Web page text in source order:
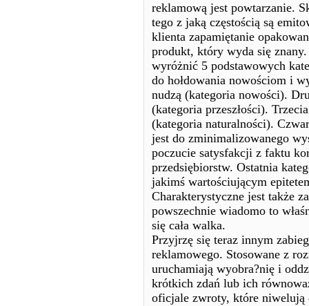
reklamową jest powtarzanie.
tego z jaką częstością są
klienta zapamiętanie
produkt, który wyda się
wyróżnić 5 podstawowych
do hołdowania nowościom i
nudzą (kategoria nowości).
(kategoria przeszłości).
(kategoria naturalności).
jest do zminimalizowanego
poczucie satysfakcji z faktu
przedsiębiorstw. Ostatnia
jakimś wartościującym
Charakterystyczne jest także
powszechnie wiadomo to
się cała walka.
Przyjrzę się teraz innym
reklamowego. Stosowane z
uruchamiają wyobra?nię i
krótkich zdań lub ich
oficjale zwroty, które niwelują